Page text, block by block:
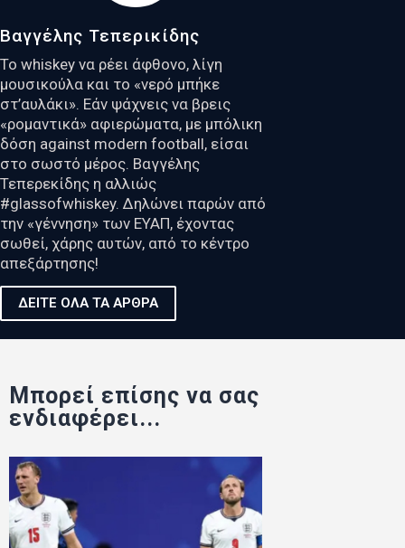
Βαγγέλης Τεπερικίδης
Το whiskey να ρέει άφθονο, λίγη
μουσικούλα και το «νερό μπήκε
στ’αυλάκι». Εάν ψάχνεις να βρεις
«ρομαντικά» αφιερώματα, με μπόλικη
δόση against modern football, είσαι
στο σωστό μέρος. Βαγγέλης
Τεπερεκίδης η αλλιώς
#glassofwhiskey. Δηλώνει παρών από
την «γέννηση» των ΕΥΑΠ, έχοντας
σωθεί, χάρης αυτών, από το κέντρο
απεξάρτησης!
ΔΕΙΤΕ ΟΛΑ ΤΑ ΑΡΘΡΑ
Μπορεί επίσης να σας
ενδιαφέρει...